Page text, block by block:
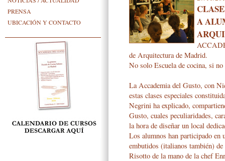
PRENSA
UBICACIÓN Y CONTACTO
A
de Arquitectura de Madrid.
No solo Escuela de cocina, si
La Accademia del Gusto, con
estas clases especiales
Negrini ha explicado,
Gusto, cuales peculiaridades,
la hora de diseñar un local
Los alumnos han participado en
embutidos (italianos también)
Risotto de la mano de la chef